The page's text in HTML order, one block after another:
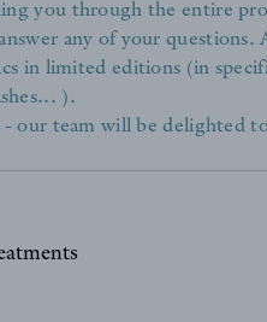
you through the entire
any of your questions.
in limited editions (in
).
our team will be delighted